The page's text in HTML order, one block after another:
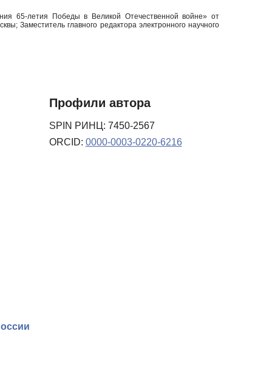
65-летия Победы в Великой Отечественной войне» от
Заместитель главного редактора электронного научного
Профили автора
SPIN РИНЦ: 7450-2567
ORCID: 0000-0003-0220-6216